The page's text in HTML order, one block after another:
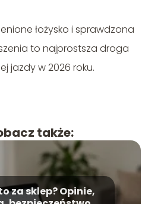
łożysko i sprawdzona
to najprostsza droga
jazdy w 2026 roku.
także:
za sklep? Opinie,